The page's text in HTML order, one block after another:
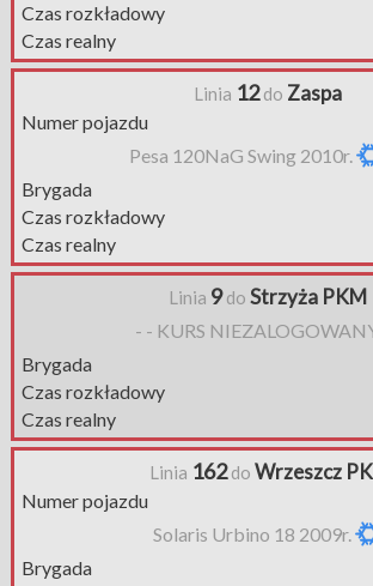
Czas rozkładowy
Czas realny
Linia 12do Zaspa
Numer pojazdu
Pesa 120NaG Swing 2010r.
Brygada
Czas rozkładowy
Czas realny
Linia 9do Strzyża PKM
- - KURS
Brygada
Czas rozkładowy
Czas realny
Linia 162do Wrzeszcz
Numer pojazdu
Solaris Urbino 18 2009r.
Brygada